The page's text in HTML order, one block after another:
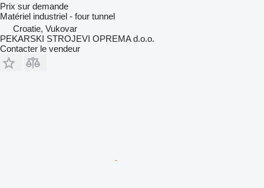
Prix sur demande
Matériel industriel - four tunnel
Croatie, Vukovar
PEKARSKI STROJEVI OPREMA d.o.o.
Contacter le vendeur